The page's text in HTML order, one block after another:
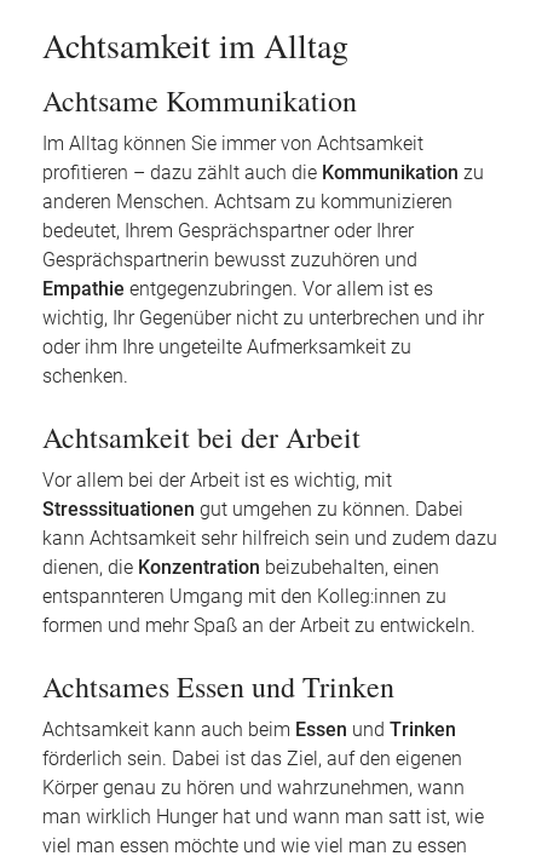
Achtsamkeit im Alltag
Achtsame Kommunikation
Im Alltag können Sie immer von Achtsamkeit
profitieren – dazu zählt auch die Kommunikation zu
anderen Menschen. Achtsam zu kommunizieren
bedeutet, Ihrem Gesprächspartner oder Ihrer
Gesprächspartnerin bewusst zuzuhören und
Empathie entgegenzubringen. Vor allem ist es
wichtig, Ihr Gegenüber nicht zu unterbrechen und ihr
oder ihm Ihre ungeteilte Aufmerksamkeit zu
schenken.
Achtsamkeit bei der Arbeit
Vor allem bei der Arbeit ist es wichtig, mit
Stresssituationen gut umgehen zu können. Dabei
kann Achtsamkeit sehr hilfreich sein und zudem dazu
dienen, die Konzentration beizubehalten, einen
entspannteren Umgang mit den Kolleg:innen zu
formen und mehr Spaß an der Arbeit zu entwickeln.
Achtsames Essen und Trinken
Achtsamkeit kann auch beim Essen und Trinken
förderlich sein. Dabei ist das Ziel, auf den eigenen
Körper genau zu hören und wahrzunehmen, wann
man wirklich Hunger hat und wann man satt ist, wie
viel man essen möchte und wie viel man zu essen